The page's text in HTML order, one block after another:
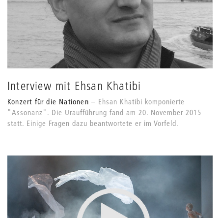
Interview mit Ehsan Khatibi
Konzert für die Nationen
Ehsan Khatibi komponierte
"Assonanz". Die Uraufführung fand am 20. November 2015
statt. Einige Fragen dazu beantwortete er im Vorfeld.